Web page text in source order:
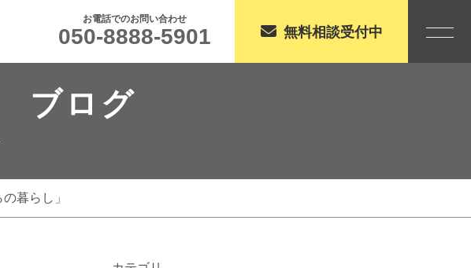
お電話でのお問い合わせ
050-8888-5901 無料相談受付中
ブログ
暮らし」